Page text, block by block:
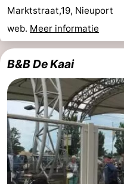
Marktstraat,19, Nieuport
web. Meer informatie
B&B De Kaai